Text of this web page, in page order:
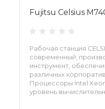
Fujitsu Celsius
Рабочая станция
современный,
инструмент,
различных
Процессоры Intel
уровень